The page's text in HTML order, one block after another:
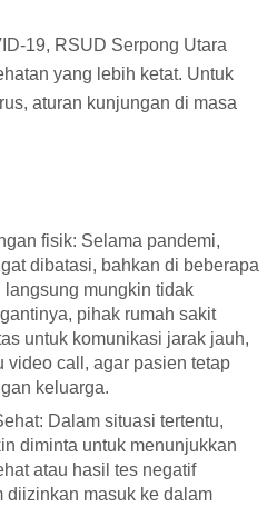
19, RSUD Serpong Utara
yang lebih ketat. Untuk
aturan kunjungan di masa
fisik: Selama pandemi,
dibatasi, bahkan di beberapa
mungkin tidak
pihak rumah sakit
untuk komunikasi jarak jauh,
video call, agar pasien tetap
keluarga.
Dalam situasi tertentu,
diminta untuk menunjukkan
atau hasil tes negatif
diizinkan masuk ke dalam